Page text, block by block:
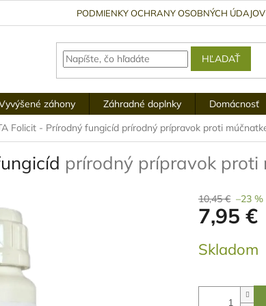
PODMIENKY OCHRANY OSOBNÝCH ÚDAJOV
HĽADAŤ
záhony Záhradné doplnky Domácnosť
Folicit - Prírodný fungicíd prírodný prípravok proti
prírodný prípravok proti
10,45 € –23 %
7,95 €
cena:
Skladom